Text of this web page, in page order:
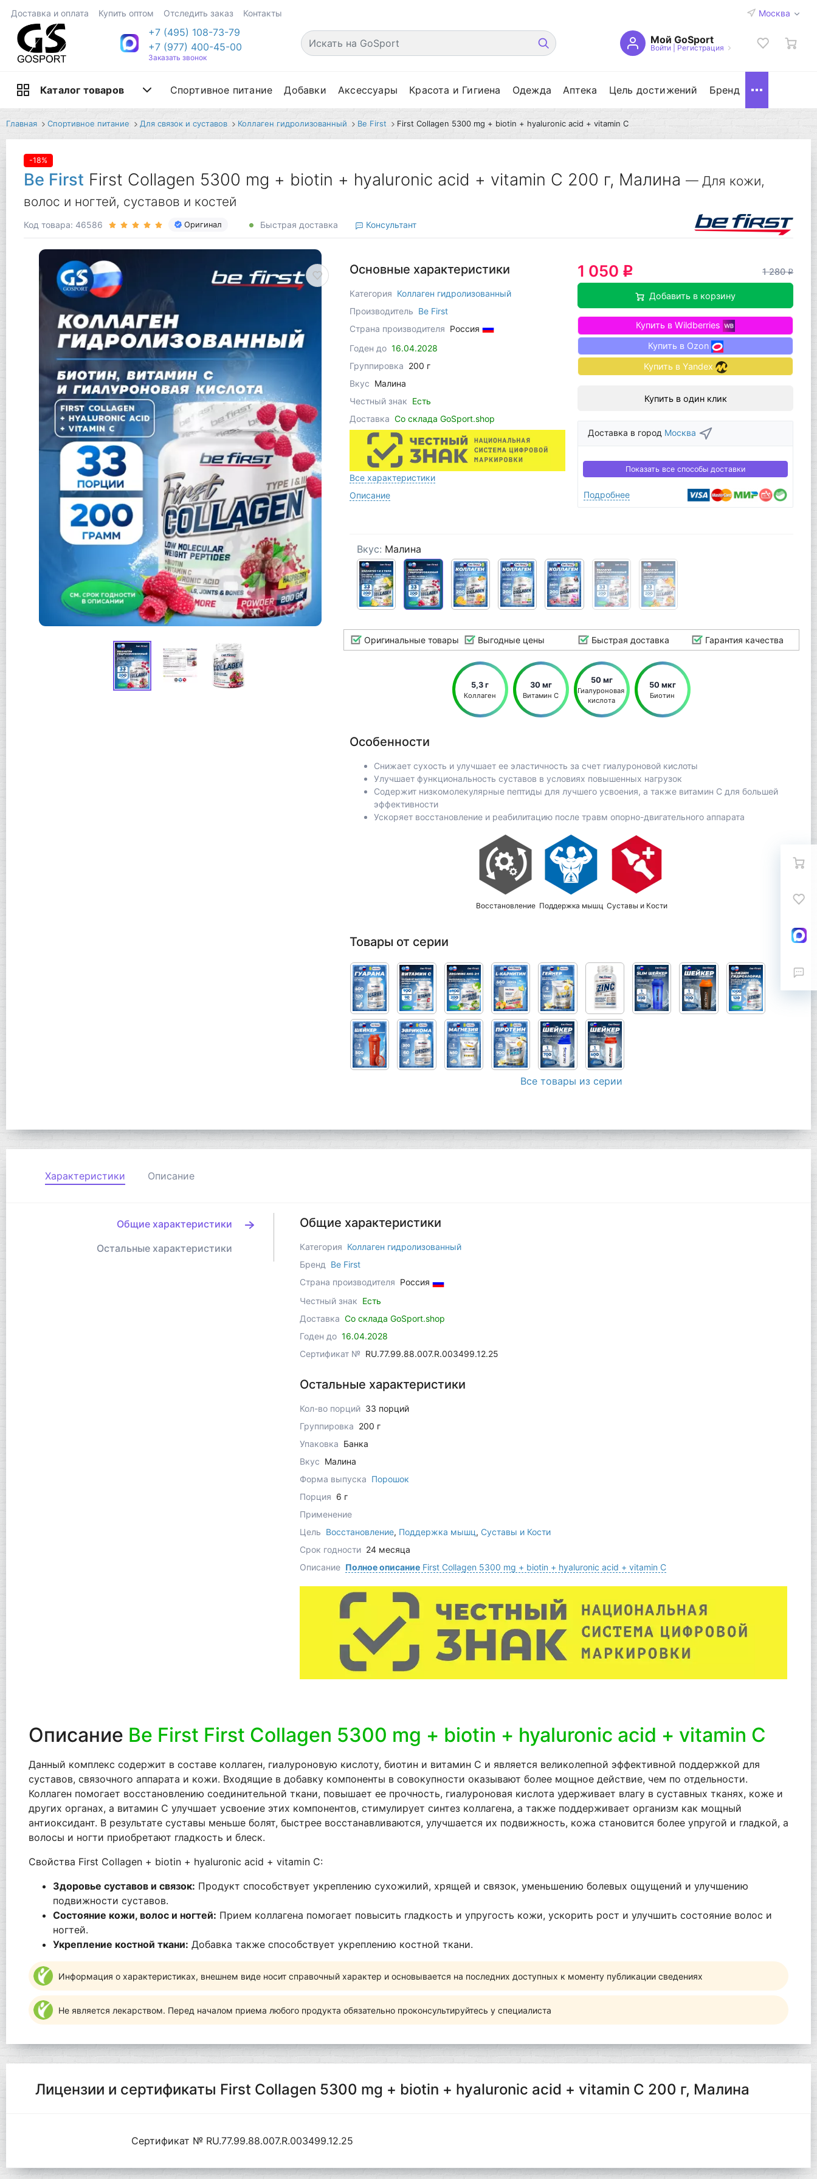
Доставка и оплата Купить оптом Отследить заказ Контакты Москва
+7 (495) 108-73-79
+7 (977) 400-45-00
Заказать звонок
Мой GoSport
Войти| Регистрация
Каталог товаров Спортивное питание Добавки Аксессуары Красота и Гигиена Одежда Аптека Цель достижений Бренд
Главная Спортивное питание Для связок и суставов Коллаген гидролизованный Be First First Collagen 5300 mg + biotin + hyaluronic acid + vitamin C
-18%
Be First First Collagen 5300 mg + biotin + hyaluronic acid + vitamin C 200 г, Малина — Для кожи,
волос и ногтей, суставов и костей
Код товара: 46586 Оригинал Быстрая доставка Консультант
Основные характеристики
Категория Коллаген гидролизованный
Производитель Be First
Страна производителя Россия
Годен до 16.04.2028
Группировка 200 г
Вкус Малина
Честный знак Есть
Доставка Со склада GoSport.shop
Все характеристики
Описание
1 050 q 1 280q
Добавить в корзину
Купить в Wildberries
Купить в Ozon
Купить в Yandex
Купить в один клик
Доставка в город Москва
Показать все способы доставки
Подробнее
Вкус: Малина
Оригинальные товары Выгодные цены Быстрая доставка Гарантия качества
5,3 г
Коллаген
30 мг
Витамин С
50 мг
Гиалуроновая
кислота
50 мкг
Биотин
Особенности
Снижает сухость и улучшает ее эластичность за счет гиалуроновой кислоты
Улучшает функциональность суставов в условиях повышенных нагрузок
Содержит низкомолекулярные пептиды для лучшего усвоения, а также витамин С для большей
эффективности
Ускоряет восстановление и реабилитацию после травм опорно-двигательного аппарата
Восстановление Поддержка мышц Суставы и Кости
Товары от серии
Все товары из серии
Характеристики Описание
Общие характеристики
Остальные характеристики
Общие характеристики
Категория Коллаген гидролизованный
Бренд Be First
Страна производителя Россия
Честный знак Есть
Доставка Со склада GoSport.shop
Годен до 16.04.2028
Сертификат № RU.77.99.88.007.R.003499.12.25
Остальные характеристики
Кол-во порций 33 порций
Группировка 200 г
Упаковка Банка
Вкус Малина
Форма выпуска Порошок
Порция 6 г
Применение
Цель Восстановление, Поддержка мышц, Суставы и Кости
Срок годности 24 месяца
Описание Полное описаниеFirst Collagen 5300 mg + biotin + hyaluronic acid + vitamin C
Описание Be First First Collagen 5300 mg + biotin + hyaluronic acid + vitamin C
Данный комплекс содержит в составе коллаген, гиалуроновую кислоту, биотин и витамин С и является великолепной эффективной поддержкой для
суставов, связочного аппарата и кожи. Входящие в добавку компоненты в совокупности оказывают более мощное действие, чем по отдельности.
Коллаген помогает восстановлению соединительной ткани, повышает ее прочность, гиалуроновая кислота удерживает влагу в суставных тканях, коже и
других органах, а витамин С улучшает усвоение этих компонентов, стимулирует синтез коллагена, а также поддерживает организм как мощный
антиоксидант. В результате суставы меньше болят, быстрее восстанавливаются, улучшается их подвижность, кожа становится более упругой и гладкой, а
волосы и ногти приобретают гладкость и блеск.
Свойства First Collagen + biotin + hyaluronic acid + vitamin C:
Здоровье суставов и связок: Продукт способствует укреплению сухожилий, хрящей и связок, уменьшению болевых ощущений и улучшению
подвижности суставов.
Состояние кожи, волос и ногтей: Прием коллагена помогает повысить гладкость и упругость кожи, ускорить рост и улучшить состояние волос и
ногтей.
Укрепление костной ткани: Добавка также способствует укреплению костной ткани.
Информация о характеристиках, внешнем виде носит справочный характер и основывается на последних доступных к моменту публикации сведениях
Не является лекарством. Перед началом приема любого продукта обязательно проконсультируйтесь у специалиста
Лицензии и сертификаты First Collagen 5300 mg + biotin + hyaluronic acid + vitamin C 200 г, Малина
Сертификат № RU.77.99.88.007.R.003499.12.25